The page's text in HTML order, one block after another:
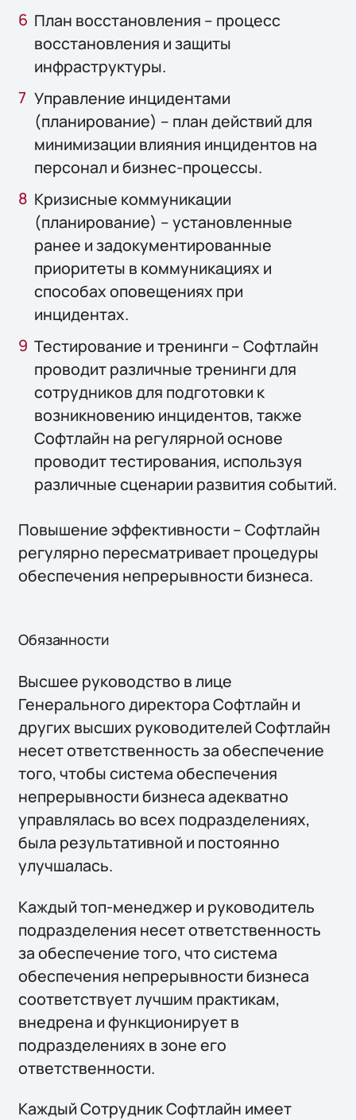
План восстановления – процесс
восстановления и защиты
инфраструктуры.
Управление инцидентами
(планирование) – план действий для
минимизации влияния инцидентов на
персонал и бизнес-процессы.
Кризисные коммуникации
(планирование) – установленные
ранее и задокументированные
приоритеты в коммуникациях и
способах оповещениях при
инцидентах.
Тестирование и тренинги – Софтлайн
проводит различные тренинги для
сотрудников для подготовки к
возникновению инцидентов, также
Софтлайн на регулярной основе
проводит тестирования, используя
различные сценарии развития событий.
Повышение эффективности – Софтлайн
регулярно пересматривает процедуры
обеспечения непрерывности бизнеса.
Обязанности
Высшее руководство в лице
Генерального директора Софтлайн и
других высших руководителей Софтлайн
несет ответственность за обеспечение
того, чтобы система обеспечения
непрерывности бизнеса адекватно
управлялась во всех подразделениях,
была результативной и постоянно
улучшалась.
Каждый топ-менеджер и руководитель
подразделения несет ответственность
за обеспечение того, что система
обеспечения непрерывности бизнеса
соответствует лучшим практикам,
внедрена и функционирует в
подразделениях в зоне его
ответственности.
Каждый Сотрудник Софтлайн имеет